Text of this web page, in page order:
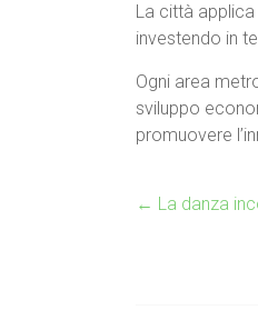
La città
investendo in
Ogni area
sviluppo
promuovere
← La danza